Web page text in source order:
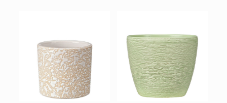
СУНДУКИ
ИСКУССТВЕННЫЕ ЦВЕТЫ
ПАКЕТЫ И СУМКИ